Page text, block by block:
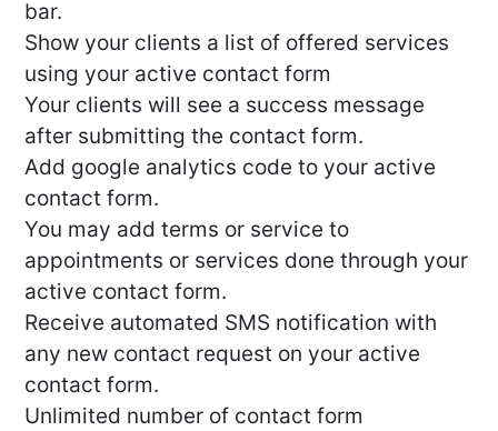
bar.
Show your clients a list of offered services
using your active contact form
Your clients will see a success message
after submitting the contact form.
Add google analytics code to your active
contact form.
You may add terms or service to
appointments or services done through your
active contact form.
Receive automated SMS notification with
any new contact request on your active
contact form.
Unlimited number of contact form